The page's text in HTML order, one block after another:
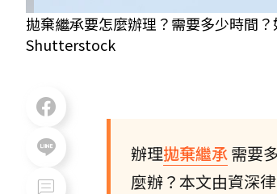
拋棄繼承要怎麼辦理？需要多少時間
Shutterstock
辦理拋棄繼承需要
麼辦？本文由資深